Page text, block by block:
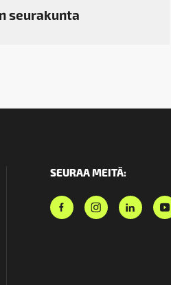
seurakunta
SEURAA MEITÄ: